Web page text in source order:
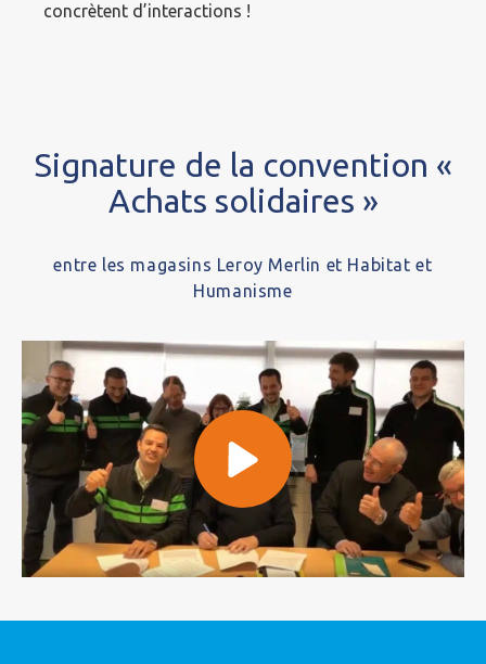
concrètent d’interactions !
Signature de la convention «
Achats solidaires »
entre les magasins Leroy Merlin et Habitat et
Humanisme